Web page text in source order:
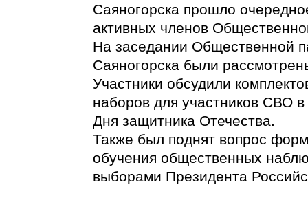
Саяногорска прошло
активных членов
На заседании Общественной
Саяногорска были
Участники обсудили
наборов для участников СВО в
Дня защитника Отечества.
Также был поднят вопрос
обучения общественных
выборами Президента